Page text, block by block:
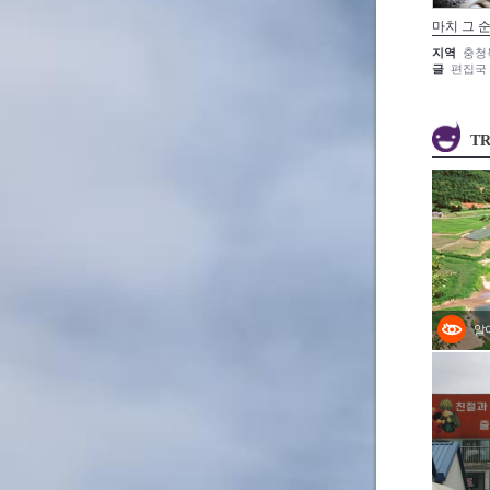
마치 그
지역
충청
글 편집국
알